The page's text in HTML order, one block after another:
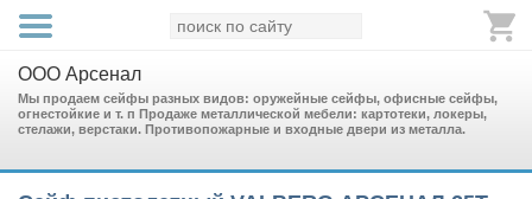
ООО Арсенал
Мы продаем сейфы разных видов: оружейные сейфы, офисные сейфы,
огнестойкие и т. п Продаже металлической мебели: картотеки, локеры,
стелажи, верстаки. Противопожарные и входные двери из металла.